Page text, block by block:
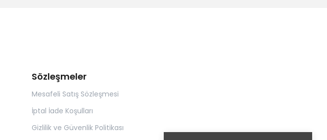
Sözleşmeler
Mesafeli Satış Sözleşmesi
İptal İade Koşulları
Gizlilik ve Güvenlik Politikası